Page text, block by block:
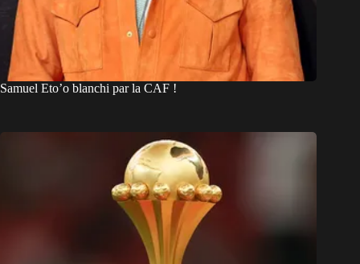
Samuel Eto’o blanchi par la CAF !